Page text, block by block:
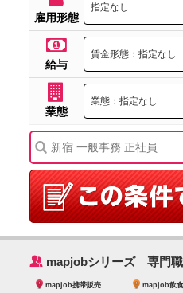
雇用形態
給与
業態
‰ mapjobシリーズ 専門職
mapjob携帯販売 mapjob飲食